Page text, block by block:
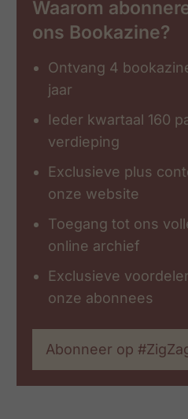
Waarom
ons Bookazine?
Ontvang 4
jaar
Ieder kwartaal 160
verdieping
Exclusieve plus
onze website
Toegang tot ons
online archief
Exclusieve
onze abonnees
Abonneer op